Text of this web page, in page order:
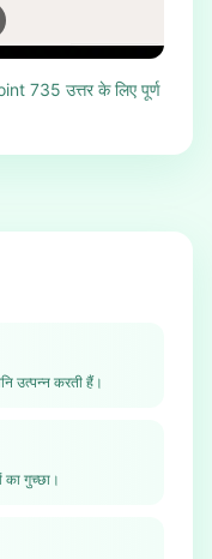
735 उत्तर के लिए पूर्ण
उत्पन्न करती हैं।
का गुच्छा।